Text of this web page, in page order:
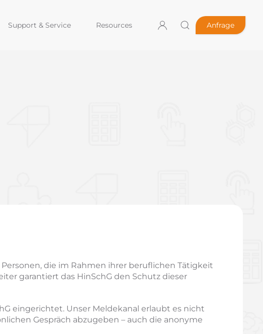
Support & Service Resources Anfrage
die im Rahmen ihrer beruflichen Tätigkeit
garantiert das HinSchG den Schutz dieser
eingerichtet. Unser Meldekanal erlaubt es nicht
Gespräch abzugeben – auch die anonyme